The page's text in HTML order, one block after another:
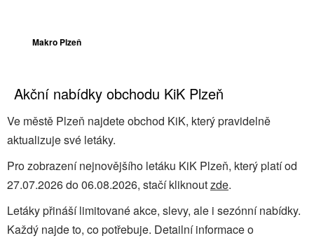
Makro Plzeň
Akční nabídky obchodu KiK Plzeň
Ve městě Plzeň najdete obchod KiK, který pravidelně
aktualizuje své letáky.
Pro zobrazení nejnovějšího letáku KiK Plzeň, který platí od
27.07.2026 do 06.08.2026, stačí kliknoutzde.
Letáky přináší limitované akce, slevy, ale i sezónní nabídky.
Každý najde to, co potřebuje. Detailní informace o